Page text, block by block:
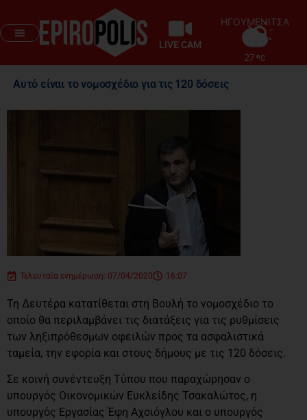
LIVE CAM
ΗΓΟΥΜΕΝΙΤΣΑ
27
Αυτό είναι το νομοσχέδιο για τις 120 δόσεις
Τελευταία ενημέρωση: 07/04/2020 16:07
Τη Δευτέρα κατατίθεται στη Βουλή το νομοσχέδιο το
οποίο θα περιλαμβάνει τις διατάξεις για τις ρυθμίσεις
των ληξιπρόθεσμων οφειλών προς τα ασφαλιστικά
ταμεία, την εφορία και στους δήμους με τις 120 δόσεις.
Σε κοινή συνέντευξη Τύπου που παραχώρησαν ο
υπουργός Οικονομικών Ευκλείδης Τσακαλώτος, η
υπουργός Εργασίας Έφη Αχσιόγλου και ο υπουργός